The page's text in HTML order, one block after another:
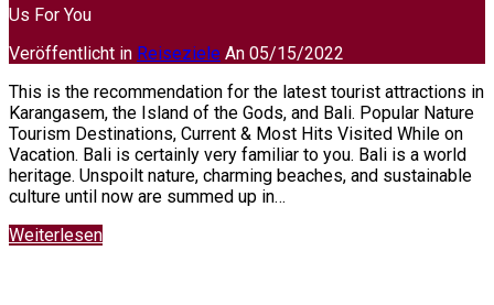
Us For You
Veröffentlicht in Reiseziele An 05/15/2022
This is the recommendation for the latest tourist attractions in
Karangasem, the Island of the Gods, and Bali. Popular Nature
Tourism Destinations, Current & Most Hits Visited While on
Vacation. Bali is certainly very familiar to you. Bali is a world
heritage. Unspoilt nature, charming beaches, and sustainable
culture until now are summed up in…
Weiterlesen